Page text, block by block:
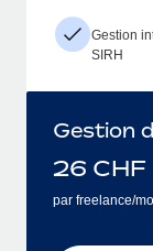
Gestion
SIRH
Gestion
26 CHF
par freelance/